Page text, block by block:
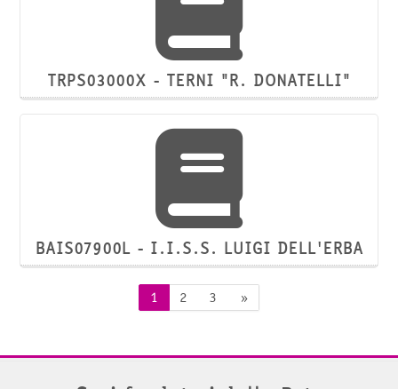
TRPS03000X - TERNI "R. DONATELLI"
BAIS07900L - I.I.S.S. LUIGI DELL'ERBA
1 Pagina 1
2 Pagina 2
3 Pagina 3
»Pagina successiva